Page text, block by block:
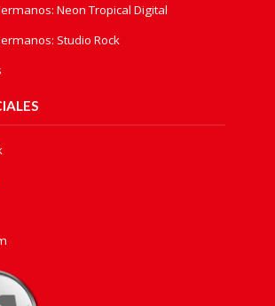
Neon Tropical Digital
Studio Rock